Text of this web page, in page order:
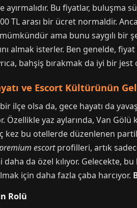
ayırmalıdır. Bu fiyatlar,
TL arası bir ücret normaldir.
ama bunu saygılı bir
almak isterler. Ben genelde,
bahşiş bırakmak da iyi bir
ve Escort Kültürünün
ilçe olsa da, gece hayatı da
Özellikle yaz aylarında, Van
kez bu otellerde düzenlenen
escortprofilleri, artık
da özel kılıyor. Gelecekte,
için daha fazla çaba harcıyor.
Rolü